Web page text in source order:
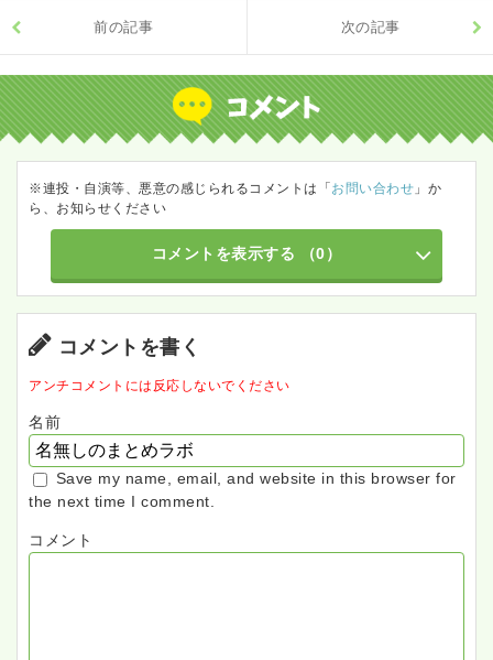
前の記事 次の記事
※連投・自演等、悪意の感じられるコメントは「 お問い合わせ 」か
ら、お知らせください
コメントを表示する （0）
コメントを書く
アンチコメントには反応しないでください
名前
Save my name, email, and website in this browser for
the next time I comment.
コメント